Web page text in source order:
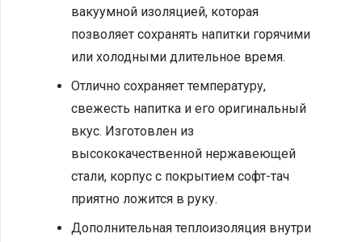
вакуумной изоляцией, которая
позволяет сохранять напитки горячими
или холодными длительное время.
Отлично сохраняет температуру,
свежесть напитка и его оригинальный
вкус. Изготовлен из
высококачественной нержавеющей
стали, корпус с покрытием софт-тач
приятно ложится в руку.
Дополнительная теплоизоляция внутри